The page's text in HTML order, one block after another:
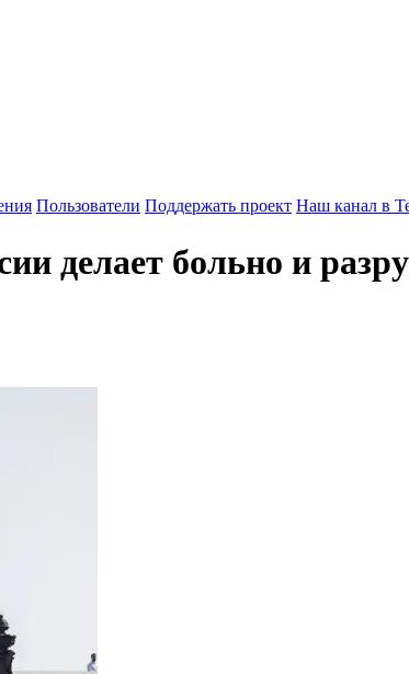
Пользователи Поддержать проект Наш канал в
делает больно и